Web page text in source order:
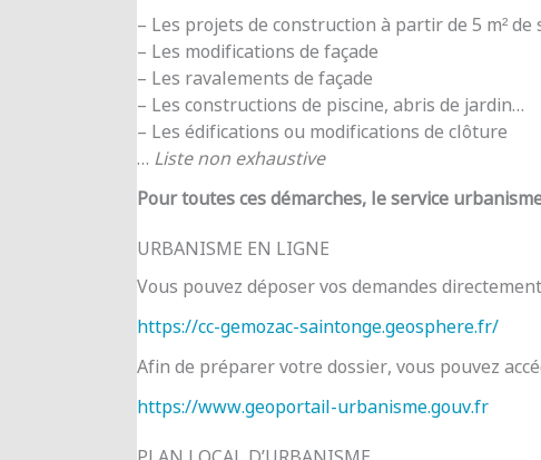
– Les projets de construction à partir de 5 m²
– Les modifications de façade
– Les ravalements de façade
– Les constructions de piscine, abris de jardin…
– Les édifications ou modifications de clôture
… Liste non exhaustive
Pour toutes ces démarches, le service
URBANISME EN LIGNE
Vous pouvez déposer vos demandes
https://cc-gemozac-saintonge.geosphere.fr/
Afin de préparer votre dossier, vous pouvez
https://www.geoportail-urbanisme.gouv.fr